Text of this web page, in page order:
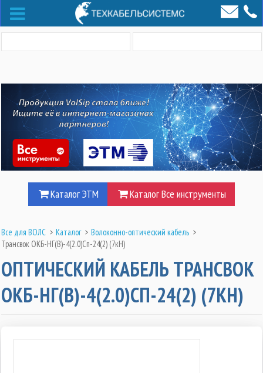
Каталог ЭТМ Каталог Все инструменты
Все для ВОЛС > Каталог > Волоконно-оптический кабель >
Трансвок ОКБ-НГ(В)-4(2.0)Сп-24(2) (7кН)
ОПТИЧЕСКИЙ КАБЕЛЬ ТРАНСВОК
ОКБ-НГ(В)-4(2.0)СП-24(2) (7КН)